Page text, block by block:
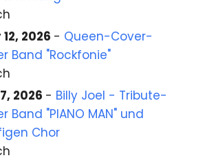
2026 - Queen-Cover-
Band "Rockfonie"
2026 - Billy Joel - Tribute-
Band "PIANO MAN" und
Chor